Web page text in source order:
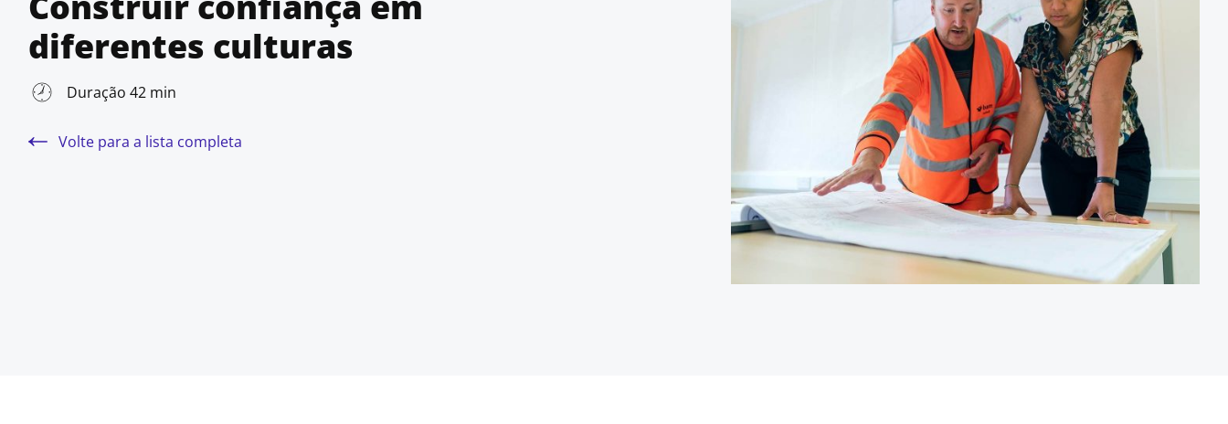
diferentes culturas
Duração 42 min
Volte para a lista completa